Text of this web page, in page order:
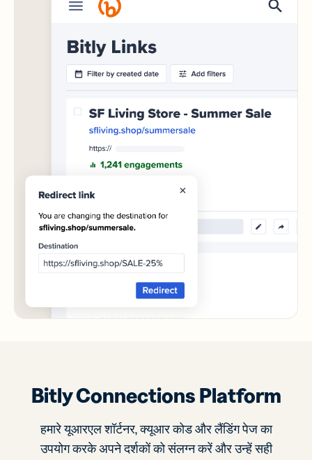
Bitly Connections Platform
हमारे यूआरएल शॉर्टनर, क्यूआर कोड और लैंडिंग पेज का
उपयोग करके अपने दर्शकों को संलग्न करें और उन्हें सही